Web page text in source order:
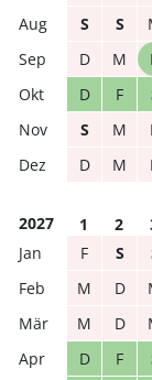
S
S
D
M
D
F
S
M
D
M
2027 1 2
F
S
M
D
M
D
D
F